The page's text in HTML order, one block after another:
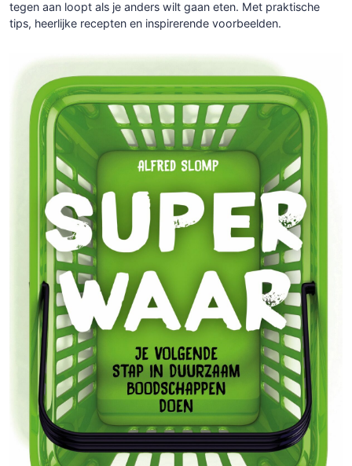
tegen aan loopt als je anders wilt gaan eten. Met praktische
tips, heerlijke recepten en inspirerende voorbeelden.